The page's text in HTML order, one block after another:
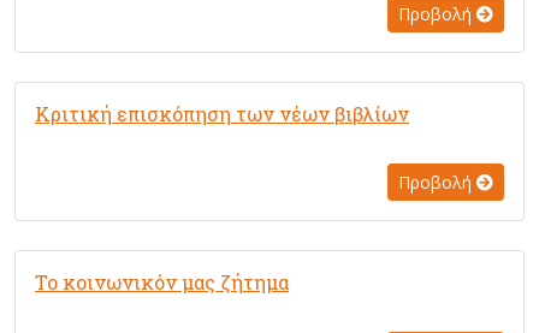
Προβολή
Κριτική επισκόπηση των νέων βιβλίων
Προβολή
Το κοινωνικόν μας ζήτημα